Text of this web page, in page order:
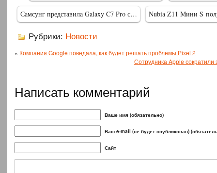
Самсунг представила Galaxy C7 Pro с… Nubia Z11 Мини S
Рубрики: Новости
« Компания Google поведала, как будет решать проблемы Pixel 2
Сотрудника Apple сократили
Написать комментарий
Ваше имя (обязательно)
Ваш e-mail (не будет опубликован)
Сайт